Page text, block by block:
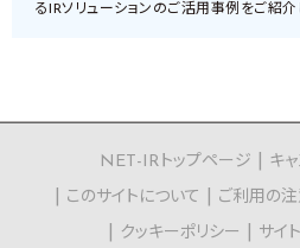
るIRソリューションのご活用事例をご紹介
NET-IRトップページ キ
このサイトについて
ご利用の
クッキーポリシー
サイ